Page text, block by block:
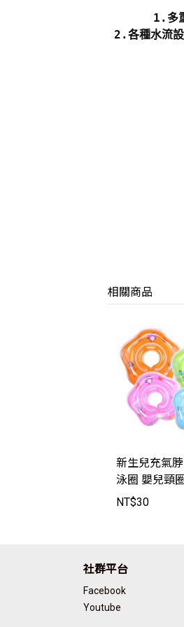
1.多
2.各種水流
新生兒充氣
泳圈 嬰兒頸
【SWT8606
NT$30
相關商品
社群平台
Facebook
Youtube